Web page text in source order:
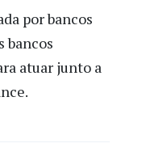
por bancos
bancos
atuar junto a